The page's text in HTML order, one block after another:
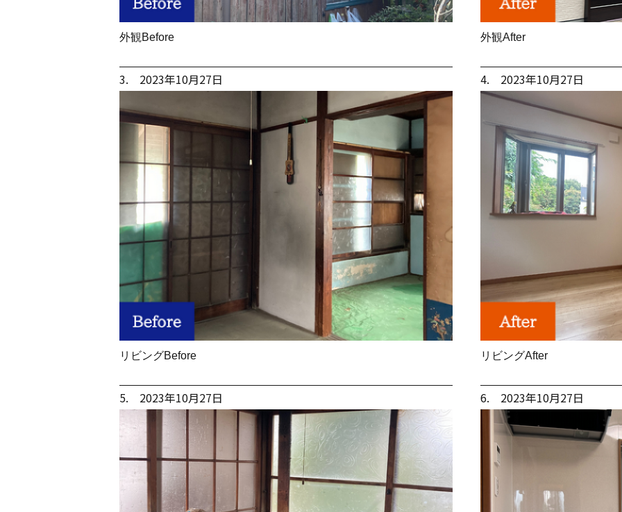
外観Before 外観After
3. 2023年10月27日
リビングBefore
4. 2023年10月27日
リビングAfter
5. 2023年10月27日 6. 2023年10月27日